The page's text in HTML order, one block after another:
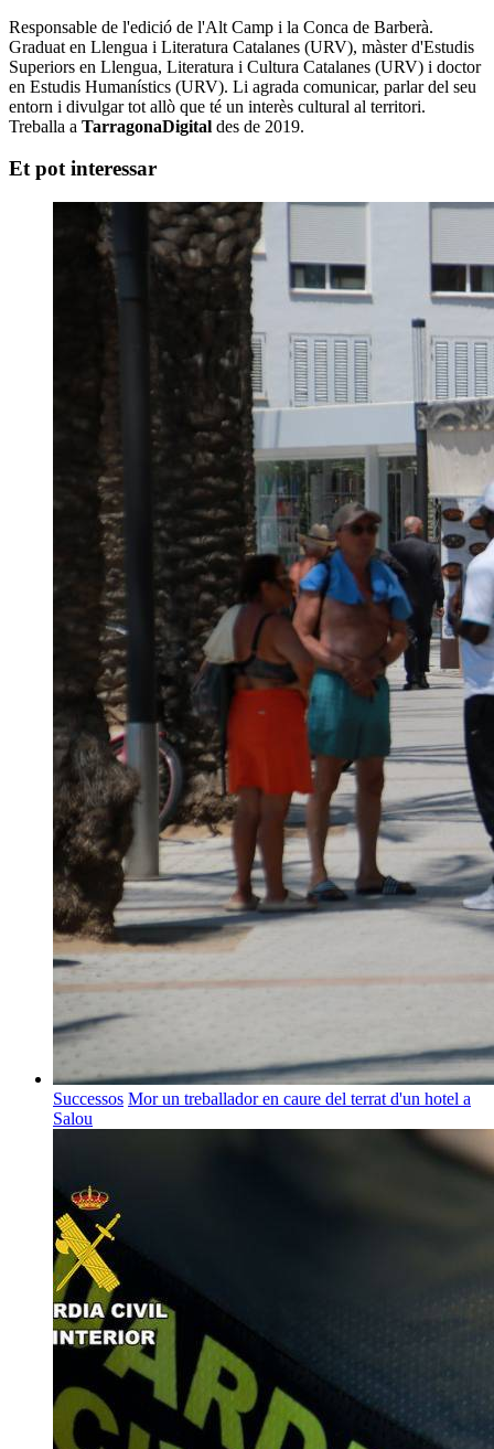
Responsable de l'edició de l'Alt Camp i la Conca de Barberà.
Graduat en Llengua i Literatura Catalanes (URV), màster d'Estudis
Superiors en Llengua, Literatura i Cultura Catalanes (URV) i doctor
en Estudis Humanístics (URV). Li agrada comunicar, parlar del seu
entorn i divulgar tot allò que té un interès cultural al territori.
Treballa a TarragonaDigital des de 2019.
Et pot interessar
Successos Mor un treballador en caure del terrat d'un hotel a
Salou